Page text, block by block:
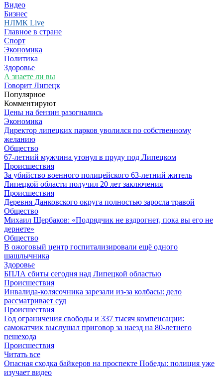
Видео
Бизнес
НЛМК Live
Главное в стране
Спорт
Экономика
Политика
Здоровье
А знаете ли вы
Говорит Липецк
Популярное
Комментируют
Цены на бензин разогнались
Экономика
Директор липецких парков уволился по собственному
желанию
Общество
67-летний мужчина утонул в пруду под Липецком
Происшествия
За убийство военного полицейского 63-летний житель
Липецкой области получил 20 лет заключения
Происшествия
Деревня Данковского округа полностью заросла травой
Общество
Михаил Щербаков: «Подрядчик не вздрогнет, пока вы его не
дернете»
Общество
В ожоговый центр госпитализировали ещё одного
шашлычника
Здоровье
БПЛА сбиты сегодня над Липецкой областью
Происшествия
Инвалида-колясочника зарезали из-за колбасы: дело
рассматривает суд
Происшествия
Год ограничения свободы и 337 тысяч компенсации:
самокатчик выслушал приговор за наезд на 80-летнего
пешехода
Происшествия
Читать все
Опасная сходка байкеров на проспекте Победы: полиция уже
изучает видео